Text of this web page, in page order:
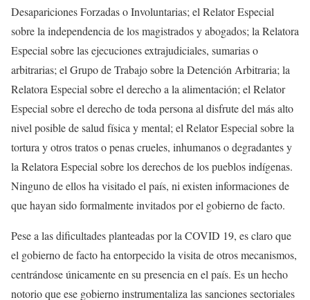
Desapariciones Forzadas o Involuntarias; el Relator Especial
sobre la independencia de los magistrados y abogados; la Relatora
Especial sobre las ejecuciones extrajudiciales, sumarias o
arbitrarias; el Grupo de Trabajo sobre la Detención Arbitraria; la
Relatora Especial sobre el derecho a la alimentación; el Relator
Especial sobre el derecho de toda persona al disfrute del más alto
nivel posible de salud física y mental; el Relator Especial sobre la
tortura y otros tratos o penas crueles, inhumanos o degradantes y
la Relatora Especial sobre los derechos de los pueblos indígenas.
Ninguno de ellos ha visitado el país, ni existen informaciones de
que hayan sido formalmente invitados por el gobierno de facto.
Pese a las dificultades planteadas por la COVID 19, es claro que
el gobierno de facto ha entorpecido la visita de otros mecanismos,
centrándose únicamente en su presencia en el país. Es un hecho
notorio que ese gobierno instrumentaliza las sanciones sectoriales